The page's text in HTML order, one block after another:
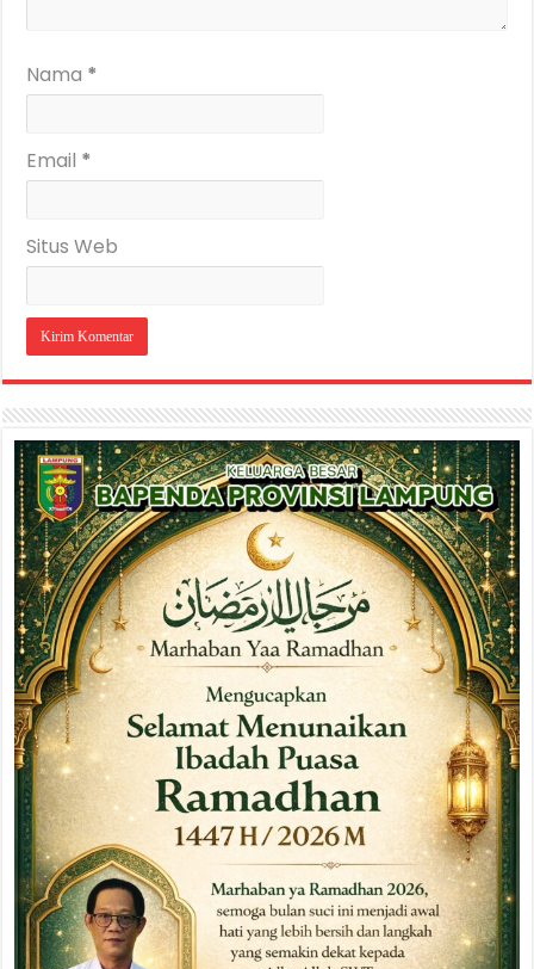
Nama *
Email *
Situs Web